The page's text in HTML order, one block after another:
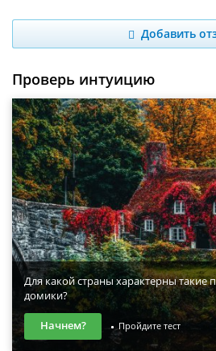
Добавить
Проверь интуицию
Для какой страны характерны такие
домики?
Начнем? Пройдите тест